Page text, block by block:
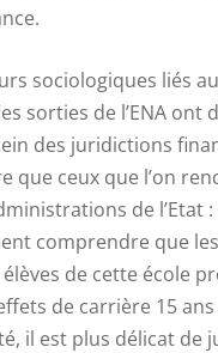
sociologiques liés
sorties de l’ENA ont
des juridictions
que ceux que l’on
de l’Etat :
comprendre que
de cette école
de carrière 15
il est plus délicat de